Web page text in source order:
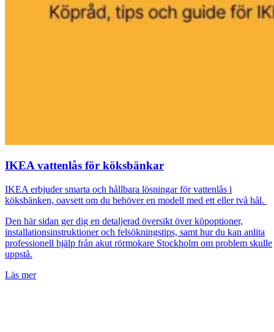
IKEA vattenlås för köksbänkar
IKEA erbjuder smarta och hållbara lösningar för vattenlås i
köksbänken, oavsett om du behöver en modell med ett eller två hål.
Den här sidan ger dig en detaljerad översikt över köpoptioner,
installationsinstruktioner och felsökningstips, samt hur du kan anlita
professionell hjälp från akut rörmokare Stockholm om problem skulle
uppstå.
Läs mer